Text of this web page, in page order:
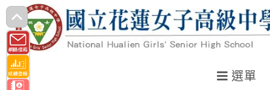
跳
轉
至
主
要
選單